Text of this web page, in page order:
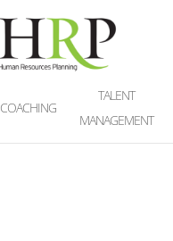
COACHING
TALENT
MANAGEMENT